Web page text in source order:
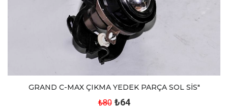
GRAND C-MAX ÇIKMA YEDEK PARÇA SOL SİS"
₺80 ₺64